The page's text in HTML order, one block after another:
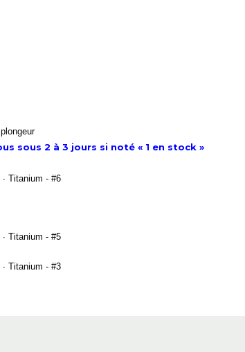
sous 2 à 3 jours si noté « 1 en stock »